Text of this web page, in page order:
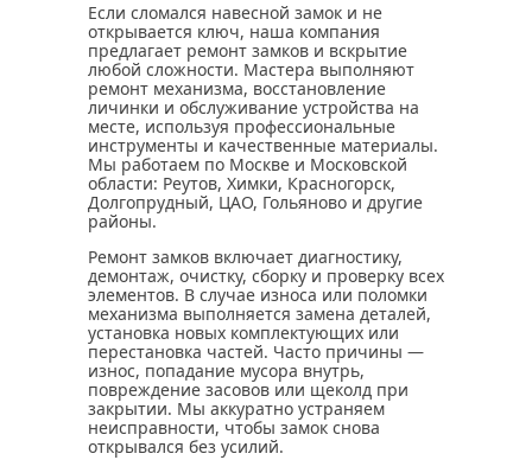
Если сломался навесной замок и не
открывается ключ, наша компания
предлагает ремонт замков и вскрытие
любой сложности. Мастера выполняют
ремонт механизма, восстановление
личинки и обслуживание устройства на
месте, используя профессиональные
инструменты и качественные материалы.
Мы работаем по Москве и Московской
области: Реутов, Химки, Красногорск,
Долгопрудный, ЦАО, Гольяново и другие
районы.
Ремонт замков включает диагностику,
демонтаж, очистку, сборку и проверку всех
элементов. В случае износа или поломки
механизма выполняется замена деталей,
установка новых комплектующих или
перестановка частей. Часто причины —
износ, попадание мусора внутрь,
повреждение засовов или щеколд при
закрытии. Мы аккуратно устраняем
неисправности, чтобы замок снова
открывался без усилий.